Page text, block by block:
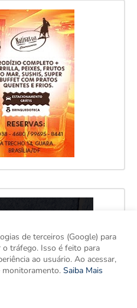
de terceiros (Google) para
o tráfego. Isso é feito para
ao usuário. Ao acessar,
monitoramento. Saiba Mais